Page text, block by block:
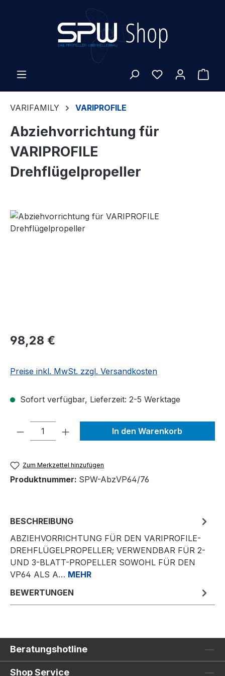
Zum Hauptinhalt springen
VARIFAMILY VARIPROFILE
Abziehvorrichtung für
VARIPROFILE
Drehflügelpropeller
Bildergalerie überspringen
Regulärer Preis:
98,28 €
Preise inkl. MwSt. zzgl. Versandkosten
Sofort verfügbar, Lieferzeit: 2-5 Werktage
Produkt Anzahl: Gib denIn den Warenkorb
Zum Merkzettel hinzufügen
Produktnummer: SPW-AbzVP64/76
BESCHREIBUNG
ABZIEHVORRICHTUNG FÜR DEN VARIPROFILE-
DREHFLÜGELPROPELLER; VERWENDBAR FÜR 2-
UND 3-BLATT-PROPELLER SOWOHL FÜR DEN
VP64 ALS A… MEHR
BEWERTUNGEN
Beratungshotline
Shop Service